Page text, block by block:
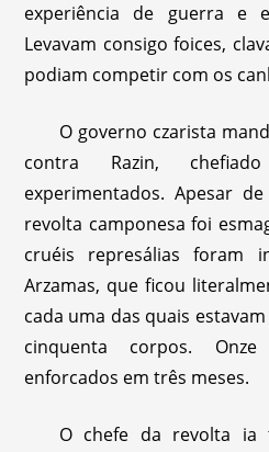
experiência de guerra e
Levavam consigo foices,
podiam competir com os
O governo czarista
contra Razin,
experimentados. Apesar
revolta camponesa foi
cruéis represálias foram
Arzamas, que ficou
cada uma das quais
cinquenta corpos.
enforcados em três meses.
O chefe da revolta